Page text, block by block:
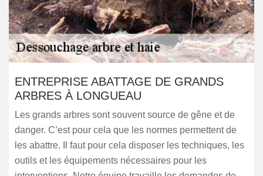
ENTREPRISE ABATTAGE DE GRANDS
ARBRES À LONGUEAU
Les grands arbres sont souvent source de gêne et de
danger. C’est pour cela que les normes permettent de
les abattre. Il faut pour cela disposer les techniques, les
outils et les équipements nécessaires pour les